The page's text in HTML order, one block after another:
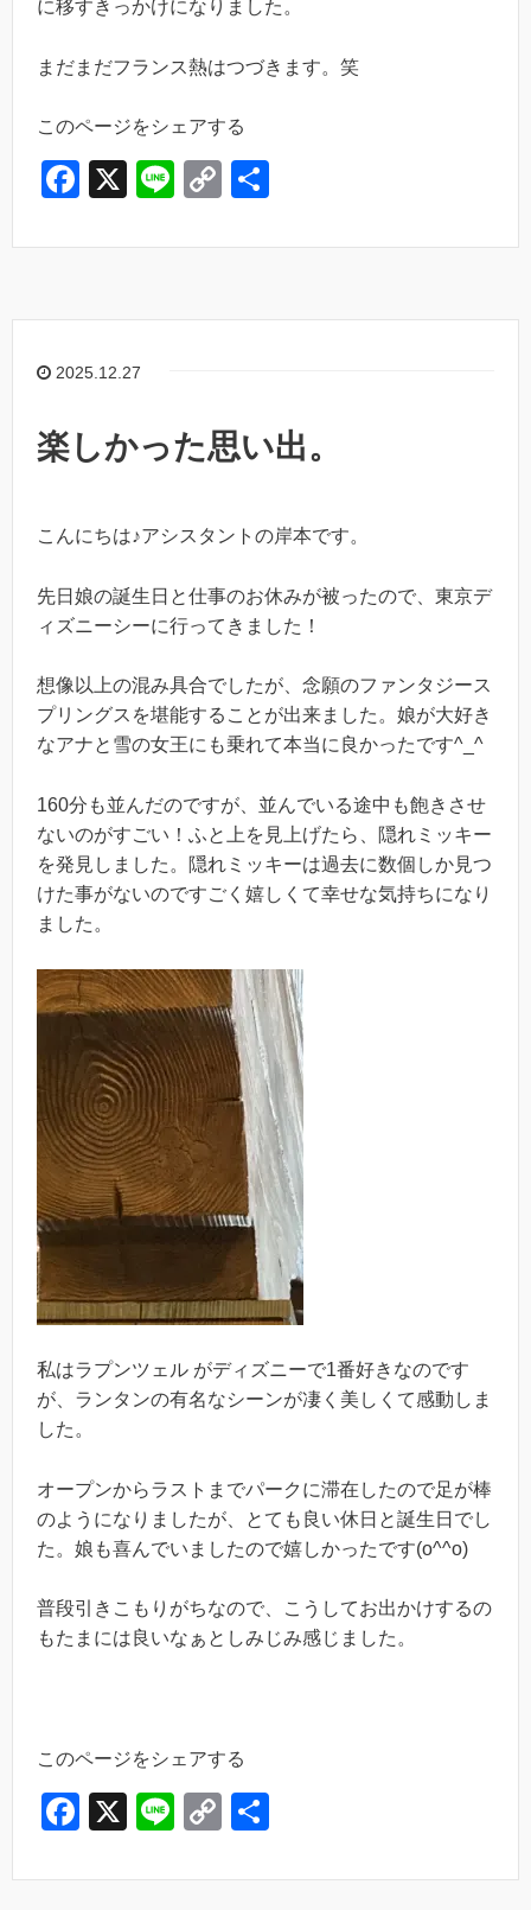
に移すきっかけになりました。
まだまだフランス熱はつづきます。笑
このページをシェアする
F
c
b
o
k
X
Li
e
C
p
Li
2025.12.27
楽しかった思い出。
こんにちは♪アシスタントの岸本です。
先日娘の誕生日と仕事のお休みが被ったので、東京デ
ィズニーシーに行ってきました！
想像以上の混み具合でしたが、念願のファンタジース
プリングスを堪能することが出来ました。娘が大好き
なアナと雪の女王にも乗れて本当に良かったです^_^
160分も並んだのですが、並んでいる途中も飽きさせ
ないのがすごい！ふと上を見上げたら、隠れミッキー
を発見しました。隠れミッキーは過去に数個しか見つ
けた事がないのですごく嬉しくて幸せな気持ちになり
ました。
私はラプンツェル がディズニーで1番好きなのです
が、ランタンの有名なシーンが凄く美しくて感動しま
した。
オープンからラストまでパークに滞在したので足が棒
のようになりましたが、とても良い休日と誕生日でし
た。娘も喜んでいましたので嬉しかったです(o^^o)
普段引きこもりがちなので、こうしてお出かけするの
もたまには良いなぁとしみじみ感じました。
このページをシェアする
F
c
X
Li
e
C
p